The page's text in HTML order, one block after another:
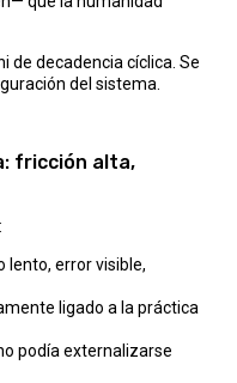
de decadencia cíclica. Se
del sistema.
fricción alta,
lento, error visible,
ligado a la práctica
podía externalizarse